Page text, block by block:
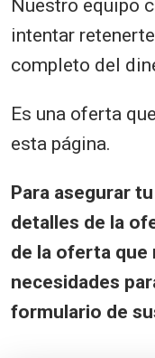
Nuestro equipo
intentar
completo del
Es una oferta
esta página.
Para asegurar tu
detalles de la
de la oferta que
necesidades
formulario de